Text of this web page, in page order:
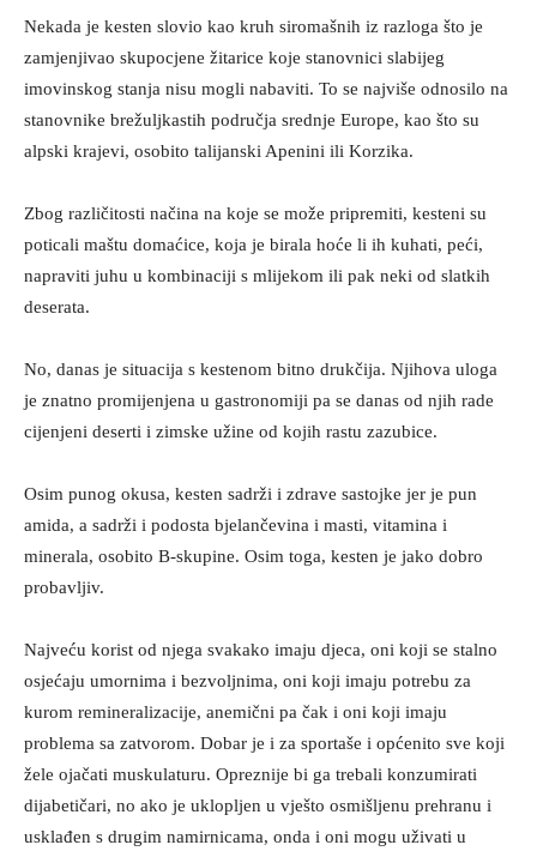
Nekada je kesten slovio kao kruh siromašnih iz razloga što je
zamjenjivao skupocjene žitarice koje stanovnici slabijeg
imovinskog stanja nisu mogli nabaviti. To se najviše odnosilo na
stanovnike brežuljkastih područja srednje Europe, kao što su
alpski krajevi, osobito talijanski Apenini ili Korzika.
Zbog različitosti načina na koje se može pripremiti, kesteni su
poticali maštu domaćice, koja je birala hoće li ih kuhati, peći,
napraviti juhu u kombinaciji s mlijekom ili pak neki od slatkih
deserata.
No, danas je situacija s kestenom bitno drukčija. Njihova uloga
je znatno promijenjena u gastronomiji pa se danas od njih rade
cijenjeni deserti i zimske užine od kojih rastu zazubice.
Osim punog okusa, kesten sadrži i zdrave sastojke jer je pun
amida, a sadrži i podosta bjelančevina i masti, vitamina i
minerala, osobito B-skupine. Osim toga, kesten je jako dobro
probavljiv.
Najveću korist od njega svakako imaju djeca, oni koji se stalno
osjećaju umornima i bezvoljnima, oni koji imaju potrebu za
kurom remineralizacije, anemični pa čak i oni koji imaju
problema sa zatvorom. Dobar je i za sportaše i općenito sve koji
žele ojačati muskulaturu. Opreznije bi ga trebali konzumirati
dijabetičari, no ako je uklopljen u vješto osmišljenu prehranu i
usklađen s drugim namirnicama, onda i oni mogu uživati u